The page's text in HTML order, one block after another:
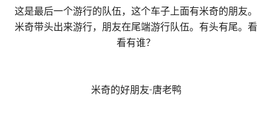
这是最后一个游行的队伍，这个车子上面有米奇的朋友。
米奇带头出来游行，朋友在尾端游行队伍。有头有尾。看
看有谁？
米奇的好朋友-唐老鸭